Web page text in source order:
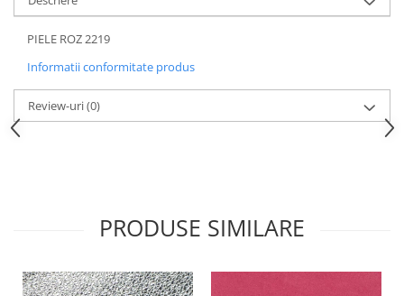
PIELE ROZ 2219
Informatii conformitate produs
Review-uri(0)
PRODUSE SIMILARE